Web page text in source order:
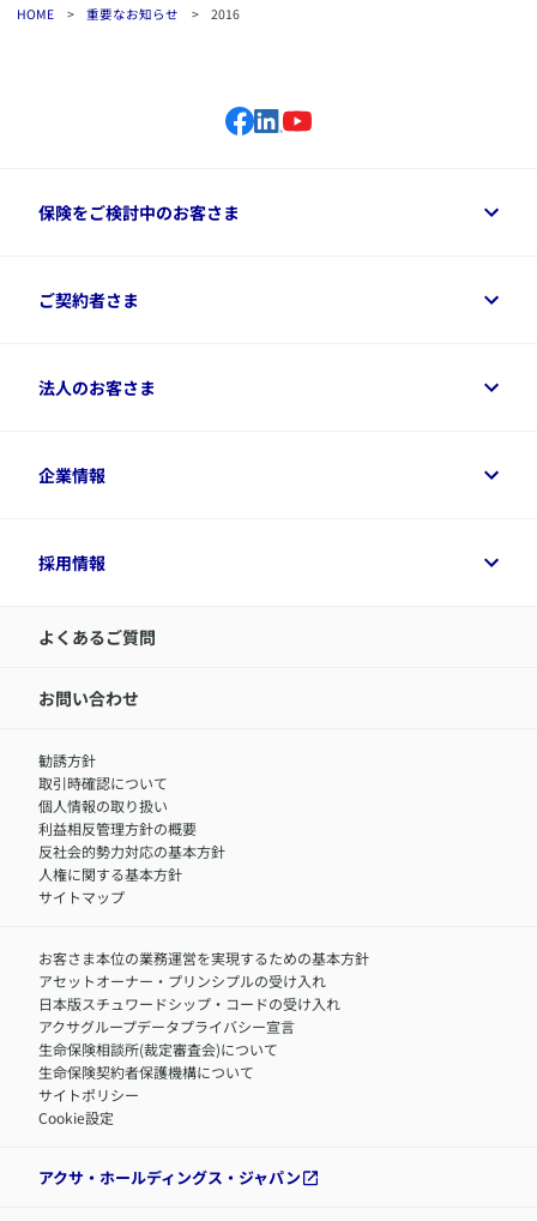
HOME > 重要なお知らせ > 2016
保険をご検討中のお客さま
保険をご検討中のお客さまトップ
資料請求
変額保険各種情報
ご契約者さま
ご契約者さまトップ
デジタル約款
令和8年（2026年）分の生命保険料控除証明書について
アクサのネット完結保険（旧アクサダイレクト生命）
法人のお客さま
法人のお客さまトップ
経営者サポートサービス
企業情報
企業情報トップ
アクサ生命が選ばれる理由
IR情報
サステナビリティの取り組み
​お客さまを金融犯罪からお守りするために
アクサグループについて
採用情報
採用情報トップ
中途採用：内勤正社員
職）
中途採用：フィナンシャルプラン・アドバイザー（営業職）
障害者採用
よくあるご質問
お問い合わせ
勧誘方針
取引時確認について
個人情報の取り扱い
利益相反管理方針の概要
反社会的勢力対応の基本方針
人権に関する基本方針
サイトマップ
お客さま本位の業務運営を実現するための基本方針
アセットオーナー・プリンシプルの受け入れ
日本版スチュワードシップ・コードの受け入れ
アクサグループデータプライバシー宣言
生命保険相談所(裁定審査会)について
生命保険契約者保護機構について
サイトポリシー
Cookie設定
アクサ・ホールディングス・ジャパン